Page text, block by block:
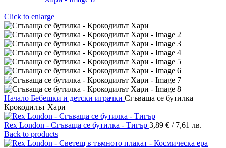
Click to enlarge
Начало Бебешки и детски играчки Сгъваща се бутилка –
Крокодилът Хари
Rex London - Сгъваща се бутилка - Тигър 3,89 € / 7,61 лв.
Back to products